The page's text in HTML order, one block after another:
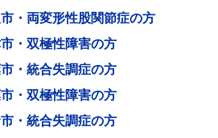
・両変形性股関節症の方
・双極性障害の方
・統合失調症の方
・双極性障害の方
・統合失調症の方